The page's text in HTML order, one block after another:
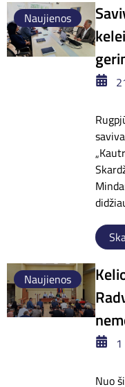
Naujienos
Naujienos
Nuo